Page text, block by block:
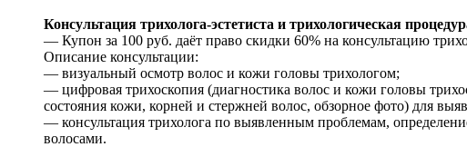
Консультация трихолога-эстетиста и трихологическая
— Купон за 100 руб. даёт право скидки 60% на консультацию
Описание консультации:
— визуальный осмотр волос и кожи головы трихологом;
— цифровая трихоскопия (диагностика волос и кожи головы
состояния кожи, корней и стержней волос, обзорное фото) для
— консультация трихолога по выявленным проблемам,
волосами.